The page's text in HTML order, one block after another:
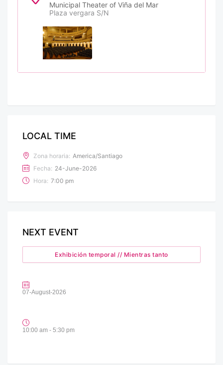
Municipal Theater of Viña del Mar
Plaza vergara S/N
LOCAL TIME
Zona horaria: America/Santiago
Fecha: 24-June-2026
Hora: 7:00 pm
NEXT EVENT
Exhibición temporal // Mientras tanto
07-August-2026
10:00 am - 5:30 pm